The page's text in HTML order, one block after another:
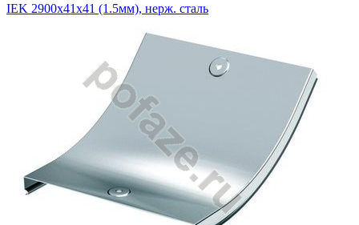
IEK 2900х41х41 (1.5мм), нерж. сталь